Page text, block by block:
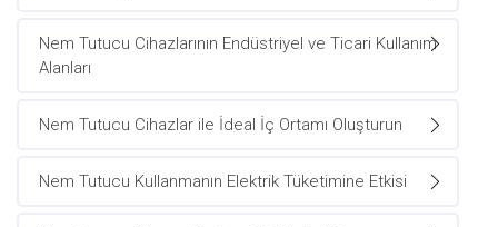
Nem Tutucu Cihazlarının Endüstriyel ve Ticari Kullanım
Alanları
Nem Tutucu Cihazlar ile İdeal İç Ortamı Oluşturun
Nem Tutucu Kullanmanın Elektrik Tüketimine Etkisi